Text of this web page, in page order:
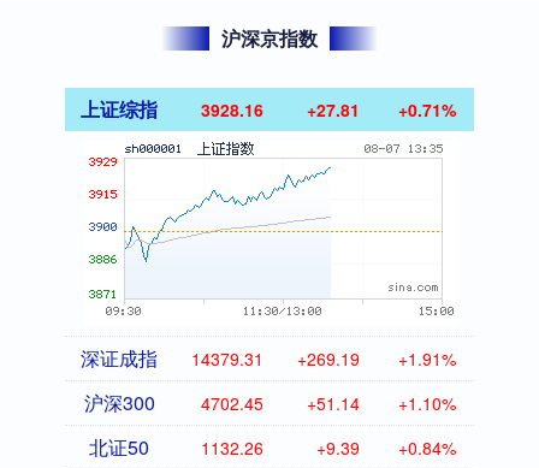
沪深京指数
上证综指 3928.16 +27.81 +0.71%
深证成指 14379.31 +269.19 +1.91%
沪深300 4702.45 +51.14 +1.10%
北证50 1132.26 +9.39 +0.84%